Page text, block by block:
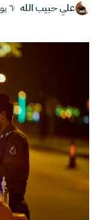
علي حبيب الله ٦ يوليو ,٢٠٢٤